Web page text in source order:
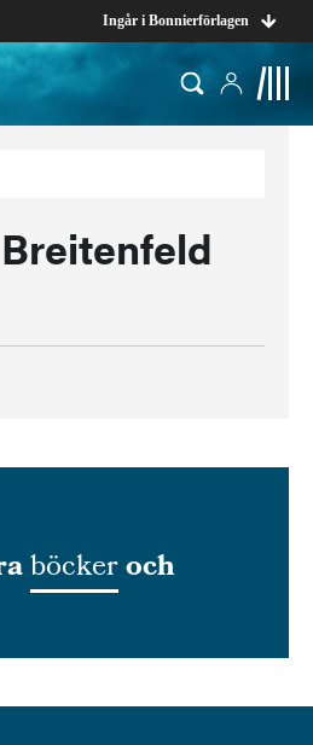
Ingår i Bonnierförlagen
böckeroch